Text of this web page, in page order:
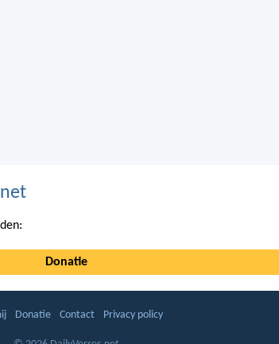
Donatie
Donatie Contact Privacy policy